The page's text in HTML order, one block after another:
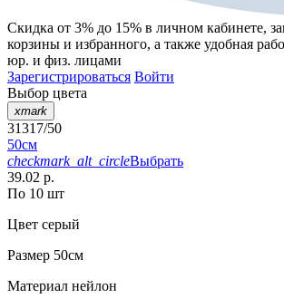
Скидка от 3% до 15% в личном кабинете,
корзины и избранного, а также удобная
юр. и физ. лицами
Зарегистрироваться Войти
Выбор цвета
xmark
31317/50
50см
checkmark_alt_circleВыбрать
39.02 р.
По 10 шт
Цвет серый
Размер 50см
Материал нейлон